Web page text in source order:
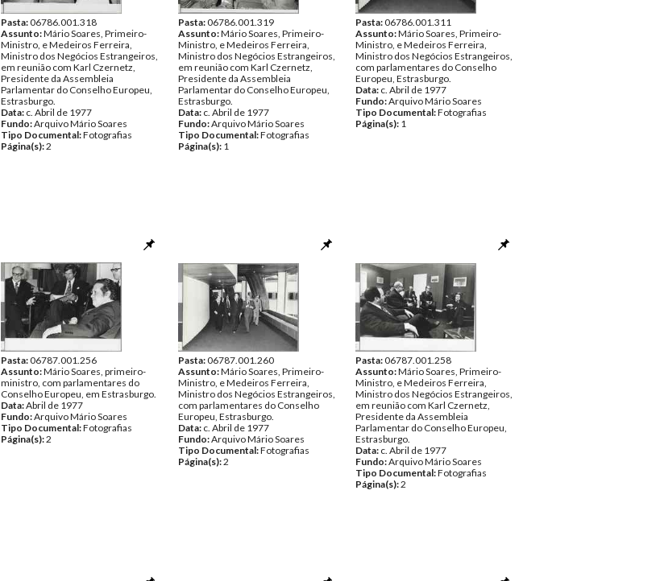
Pasta:06786.001.318
Assunto:Mário Soares, Primeiro-
Ministro, e Medeiros Ferreira,
Ministro dos Negócios Estrangeiros,
em reunião com Karl Czernetz,
Presidente da Assembleia
Parlamentar do Conselho Europeu,
Estrasburgo.
Data: c. Abril de 1977
Fundo:Arquivo Mário Soares
Tipo Documental:Fotografias
Página(s):2
Pasta:06786.001.319
Assunto:Mário Soares, Primeiro-
Ministro, e Medeiros Ferreira,
Ministro dos Negócios Estrangeiros,
em reunião com Karl Czernetz,
Presidente da Assembleia
Parlamentar do Conselho Europeu,
Estrasburgo.
Data: c. Abril de 1977
Fundo:Arquivo Mário Soares
Tipo Documental:Fotografias
Página(s): 1
Pasta:06786.001.311
Assunto:Mário Soares, Primeiro-
Ministro, e Medeiros Ferreira,
Ministro dos Negócios Estrangeiros,
com parlamentares do Conselho
Europeu, Estrasburgo.
Data: c. Abril de 1977
Fundo:Arquivo Mário Soares
Tipo Documental:Fotografias
Página(s): 1
Pasta:06787.001.256
Assunto:Mário Soares, primeiro-
ministro, com parlamentares do
Conselho Europeu, em Estrasburgo.
Data:Abril de 1977
Fundo:Arquivo Mário Soares
Tipo Documental:Fotografias
Página(s):2
Pasta:06787.001.260
Assunto:Mário Soares, Primeiro-
Ministro, e Medeiros Ferreira,
Ministro dos Negócios Estrangeiros,
com parlamentares do Conselho
Europeu, Estrasburgo.
Data: c. Abril de 1977
Fundo:Arquivo Mário Soares
Tipo Documental:Fotografias
Página(s):2
Pasta:06787.001.258
Assunto:Mário Soares, Primeiro-
Ministro, e Medeiros Ferreira,
Ministro dos Negócios Estrangeiros,
em reunião com Karl Czernetz,
Presidente da Assembleia
Parlamentar do Conselho Europeu,
Estrasburgo.
Data: c. Abril de 1977
Fundo:Arquivo Mário Soares
Tipo Documental:Fotografias
Página(s):2